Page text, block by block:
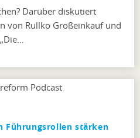
Darüber diskutiert
von Rullko Großeinkauf und
Führungsrollen stärken